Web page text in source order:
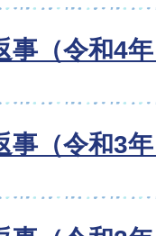
事（令和4
事（令和3